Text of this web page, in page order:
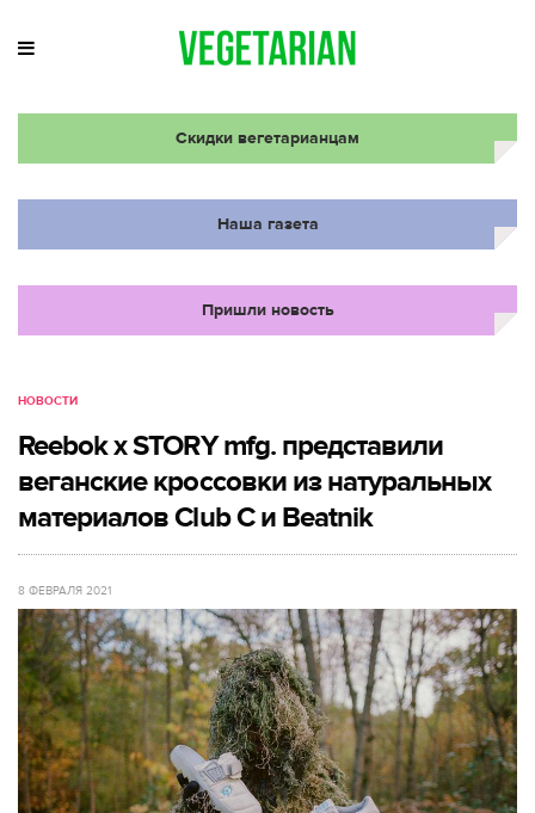
Скидки вегетарианцам
Наша газета
Пришли новость
НОВОСТИ
Reebok x STORY mfg. представили
веганские кроссовки из натуральных
материалов Club C и Beatnik
8 ФЕВРАЛЯ 2021